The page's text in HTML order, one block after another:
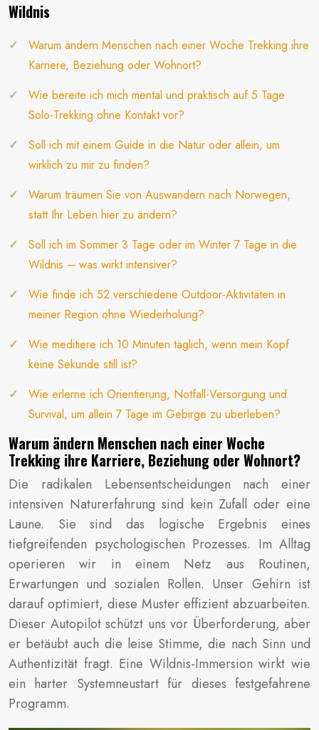
Wildnis
Warum ändern Menschen nach einer Woche Trekking ihre
Karriere, Beziehung oder Wohnort?
Wie bereite ich mich mental und praktisch auf 5 Tage
Solo-Trekking ohne Kontakt vor?
Soll ich mit einem Guide in die Natur oder allein, um
wirklich zu mir zu finden?
Warum träumen Sie von Auswandern nach Norwegen,
statt Ihr Leben hier zu ändern?
Soll ich im Sommer 3 Tage oder im Winter 7 Tage in die
Wildnis – was wirkt intensiver?
Wie finde ich 52 verschiedene Outdoor-Aktivitäten in
meiner Region ohne Wiederholung?
Wie meditiere ich 10 Minuten täglich, wenn mein Kopf
keine Sekunde still ist?
Wie erlerne ich Orientierung, Notfall-Versorgung und
Survival, um allein 7 Tage im Gebirge zu überleben?
Warum ändern Menschen nach einer Woche
Trekking ihre Karriere, Beziehung oder Wohnort?
Die radikalen Lebensentscheidungen nach einer
intensiven Naturerfahrung sind kein Zufall oder eine
Laune. Sie sind das logische Ergebnis eines
tiefgreifenden psychologischen Prozesses. Im Alltag
operieren wir in einem Netz aus Routinen,
Erwartungen und sozialen Rollen. Unser Gehirn ist
darauf optimiert, diese Muster effizient abzuarbeiten.
Dieser Autopilot schützt uns vor Überforderung, aber
er betäubt auch die leise Stimme, die nach Sinn und
Authentizität fragt. Eine Wildnis-Immersion wirkt wie
ein harter Systemneustart für dieses festgefahrene
Programm.